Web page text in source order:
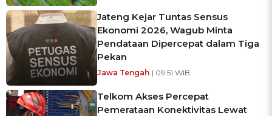
Jateng Kejar Tuntas Sensus
Ekonomi 2026, Wagub Minta
Pendataan Dipercepat dalam Tiga
Pekan
Jawa Tengah | 09:51 WIB
Telkom Akses Percepat
Pemerataan Konektivitas Lewat